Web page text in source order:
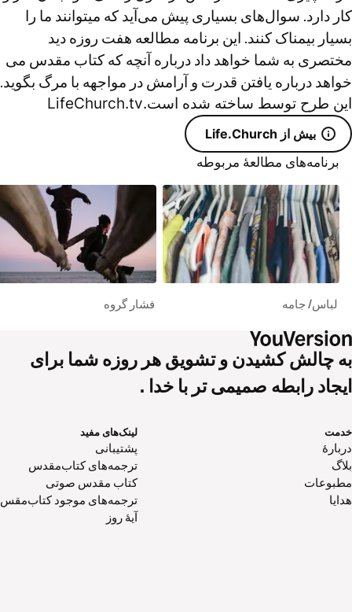
کار دارد. سوال‌های بسیاری پیش می‌آید که میتوانند ما را
بسیار بیمناک کنند. این برنامه مطالعه هفت روزه دید
مختصری به شما خواهد داد درباره آنچه که کتاب مقدس می
خواهد درباره یافتن قدرت و آرامش در مواجهه با مرگ بگوید.
اين طرح توسط ساخته شده است.LifeChurch.tv
بیش از Life.Church
برنامه‌های مطالعۀ مربوطه
لباس/ جامه فشار گروه
به چالش کشیدن و تشویق هر روزه شما برای
ایجاد رابطه صمیمی تر با خدا .
خدمت
دربارهٔ
بلاگ
مطبوعات
هدایا
لینک‌های مفید
پشتیبانی
ترجمه‌های کتاب‌مقدس
کتاب‌ مقدس صوتی
ترجمه‌های موجود کتاب‌مقس
آیۀ روز